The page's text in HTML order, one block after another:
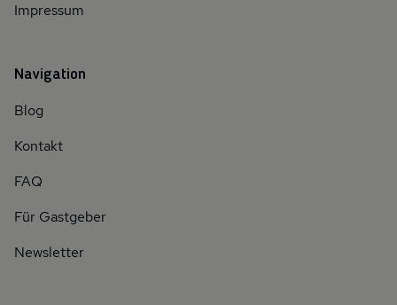
Impressum
Navigation
Blog
Kontakt
FAQ
Für Gastgeber
Newsletter